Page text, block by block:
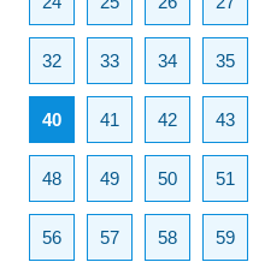
32 33 34 35
40 41 42 43
48 49 50 51
56 57 58 59